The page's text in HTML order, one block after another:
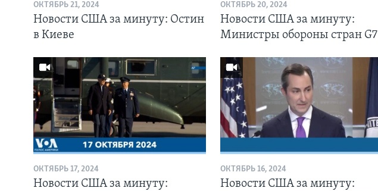
ОКТЯБРЬ 21, 2024
Новости США за минуту: Остин
в Киеве
ОКТЯБРЬ 20, 2024
Новости США за минуту:
Министры обороны стран G7
ОКТЯБРЬ 17, 2024
Новости США за минуту:
ОКТЯБРЬ 16, 2024
Новости США за минуту: